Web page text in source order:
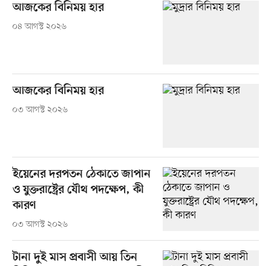
আজকের বিনিময় হার
০৪ আগস্ট ২০২৬
আজকের বিনিময় হার
০৩ আগস্ট ২০২৬
ইয়েনের দরপতন ঠেকাতে জাপান
ও যুক্তরাষ্ট্রের যৌথ পদক্ষেপ, কী
কারণ
০৩ আগস্ট ২০২৬
টানা দুই মাস প্রবাসী আয় তিন